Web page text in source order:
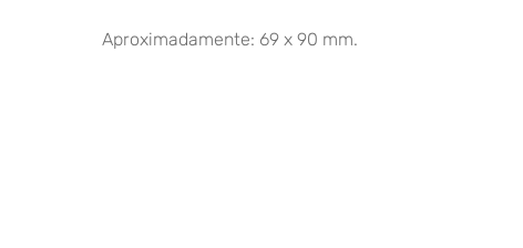
Aproximadamente: 69 x 90 mm.